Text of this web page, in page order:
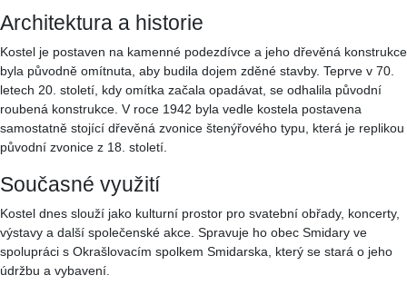
Architektura a historie
Kostel je postaven na kamenné podezdívce a jeho dřevěná konstrukce
byla původně omítnuta, aby budila dojem zděné stavby. Teprve v 70.
letech 20. století, kdy omítka začala opadávat, se odhalila původní
roubená konstrukce. V roce 1942 byla vedle kostela postavena
samostatně stojící dřevěná zvonice štenýřového typu, která je replikou
původní zvonice z 18. století.
Současné využití
Kostel dnes slouží jako kulturní prostor pro svatební obřady, koncerty,
výstavy a další společenské akce. Spravuje ho obec Smidary ve
spolupráci s Okrašlovacím spolkem Smidarska, který se stará o jeho
údržbu a vybavení.​